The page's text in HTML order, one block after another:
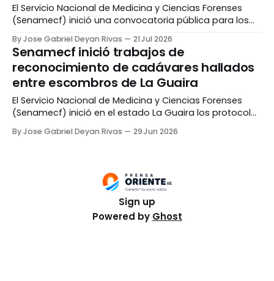
El Servicio Nacional de Medicina y Ciencias Forenses
(Senamecf) inició una convocatoria pública para los
terremotos del 24 de junio, con el objetivo de realizar
pruebas de ADN que permitan agilizar el proceso de
identificación de cuerpos. De acuerdo a información
compartida por
By Jose Gabriel Deyan Rivas 21 Jul 2026
Senamecf inició trabajos de
reconocimiento de cadávares hallados
entre escombros de La Guaira
El Servicio Nacional de Medicina y Ciencias Forenses
(Senamecf) inició en el estado La Guaira los protocolos
terremoto registrado el pasado miércoles en la entidad
By Jose Gabriel Deyan Rivas 29 Jun 2026
Sign up
Powered by Ghost